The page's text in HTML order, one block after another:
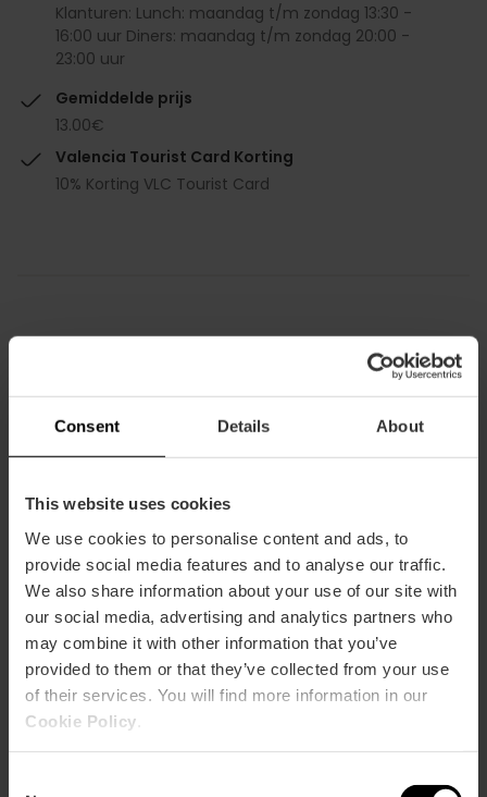
Consent Details About
This website uses cookies
We use cookies to personalise content and ads, to
provide social media features and to analyse our traffic.
We also share information about your use of our site with
our social media, advertising and analytics partners who
may combine it with other information that you’ve
provided to them or that they’ve collected from your use
of their services. You will find more information in our
Cookie Policy
Klanturen: Lunch: maandag t/m zondag 13:30 -
16:00 uur Diners: maandag t/m zondag 20:00 -
23:00 uur
Gemiddelde prijs
13.00€
Valencia Tourist Card Korting
10% Korting VLC Tourist Card
100
Hoe te arriveren
Metro
L3,L9
Bus
70